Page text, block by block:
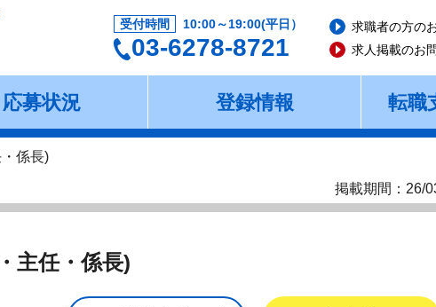
受付時間 10:00～19:00(平日）
03-6278-8721
求職者の方の
求人掲載のお
応募状況 登録情報 転職
・係長)
掲載期間：26/
主任・係長)